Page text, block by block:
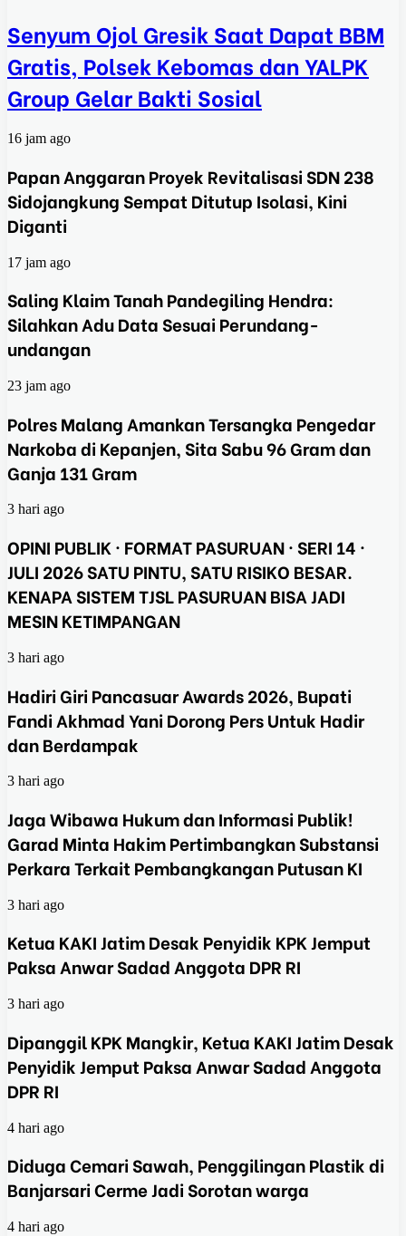
Senyum Ojol Gresik Saat Dapat BBM
Gratis, Polsek Kebomas dan YALPK
Group Gelar Bakti Sosial
16 jam ago
Papan Anggaran Proyek Revitalisasi SDN 238
Sidojangkung Sempat Ditutup Isolasi, Kini
Diganti
17 jam ago
Saling Klaim Tanah Pandegiling Hendra:
Silahkan Adu Data Sesuai Perundang-
undangan
23 jam ago
Polres Malang Amankan Tersangka Pengedar
Narkoba di Kepanjen, Sita Sabu 96 Gram dan
Ganja 131 Gram
3 hari ago
OPINI PUBLIK · FORMAT PASURUAN · SERI 14 ·
JULI 2026 SATU PINTU, SATU RISIKO BESAR.
KENAPA SISTEM TJSL PASURUAN BISA JADI
MESIN KETIMPANGAN
3 hari ago
Hadiri Giri Pancasuar Awards 2026, Bupati
Fandi Akhmad Yani Dorong Pers Untuk Hadir
dan Berdampak
3 hari ago
Jaga Wibawa Hukum dan Informasi Publik!
Garad Minta Hakim Pertimbangkan Substansi
Perkara Terkait Pembangkangan Putusan KI
3 hari ago
Ketua KAKI Jatim Desak Penyidik KPK Jemput
Paksa Anwar Sadad Anggota DPR RI
3 hari ago
Dipanggil KPK Mangkir, Ketua KAKI Jatim Desak
Penyidik Jemput Paksa Anwar Sadad Anggota
DPR RI
4 hari ago
Diduga Cemari Sawah, Penggilingan Plastik di
Banjarsari Cerme Jadi Sorotan warga
4 hari ago